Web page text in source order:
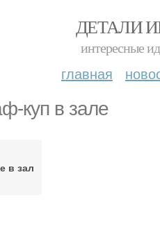
ДЕТАЛИ
интересные
главная
куп в зале
в зал